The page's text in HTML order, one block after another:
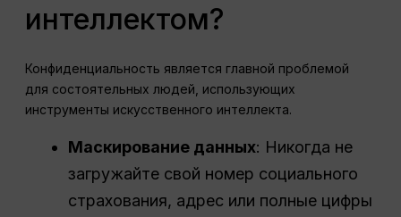
интеллектом?
Конфиденциальность является главной проблемой
для состоятельных людей, использующих
инструменты искусственного интеллекта.
Маскирование данных: Никогда не
загружайте свой номер социального
страхования, адрес или полные цифры